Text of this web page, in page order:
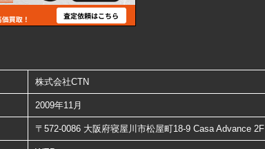
株式会社CTN
2009年11月
〒572-0086 大阪府寝屋川市松屋町18-9 Casa Advance 2F